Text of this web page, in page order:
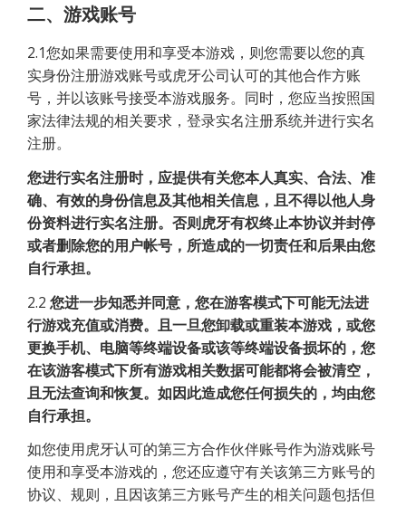
二、游戏账号
2.1您如果需要使用和享受本游戏，则您需要以您的真
实身份注册游戏账号或虎牙公司认可的其他合作方账
号，并以该账号接受本游戏服务。同时，您应当按照国
家法律法规的相关要求，登录实名注册系统并进行实名
注册。
您进行实名注册时，应提供有关您本人真实、合法、准
确、有效的身份信息及其他相关信息，且不得以他人身
份资料进行实名注册。否则虎牙有权终止本协议并封停
或者删除您的用户帐号，所造成的一切责任和后果由您
自行承担。
2.2 您进一步知悉并同意，您在游客模式下可能无法进
行游戏充值或消费。且一旦您卸载或重装本游戏，或您
更换手机、电脑等终端设备或该等终端设备损坏的，您
在该游客模式下所有游戏相关数据可能都将会被清空，
且无法查询和恢复。如因此造成您任何损失的，均由您
自行承担。
如您使用虎牙认可的第三方合作伙伴账号作为游戏账号
使用和享受本游戏的，您还应遵守有关该第三方账号的
协议、规则，且因该第三方账号产生的相关问题包括但